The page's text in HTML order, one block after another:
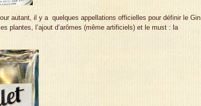
autant, il y a quelques appellations officielles pour définir le Gin
plantes, l’ajout d’arômes (même artificiels) et le must : la